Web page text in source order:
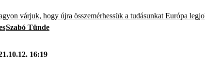
várjuk, hogy újra összemérhessük a tudásunkat Európa
Szabó Tünde
16:19